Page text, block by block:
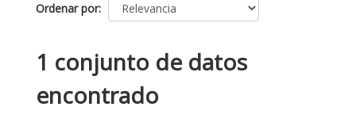
Ordenar por
1 conjunto de datos
encontrado